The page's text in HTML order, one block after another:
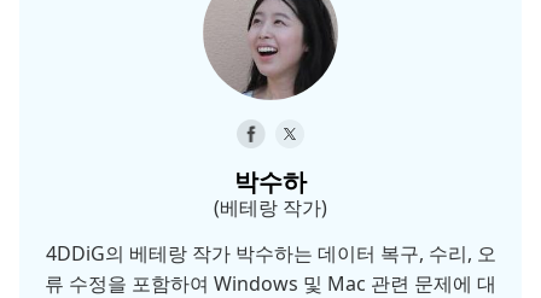
박수하
(베테랑 작가)
4DDiG의 베테랑 작가 박수하는 데이터 복구, 수리, 오
류 수정을 포함하여 Windows 및 Mac 관련 문제에 대